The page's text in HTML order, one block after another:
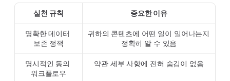
실천 규칙 중요한 이유
명확한 데이터
보존 정책
귀하의 콘텐츠에 어떤 일이 일어나는지
정확히 알 수 있음
명시적인 동의
워크플로우
약관 세부 사항에 전혀 숨김이 없음